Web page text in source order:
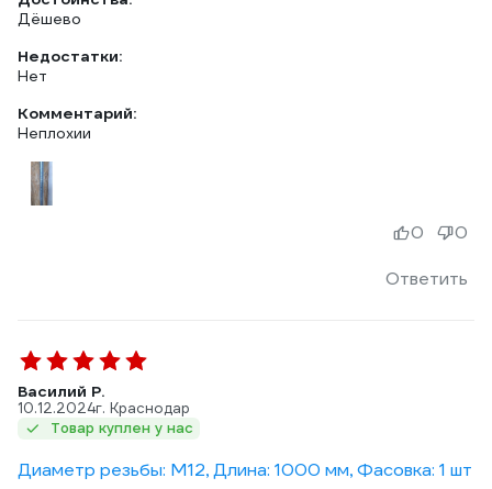
Дёшево
Недостатки:
Нет
Комментарий:
Неплохии
Ответить
0 0
Василий Р.
10.12.2024г. Краснодар
Товар куплен у нас
Диаметр резьбы: М12, Длина: 1000 мм, Фасовка: 1 шт